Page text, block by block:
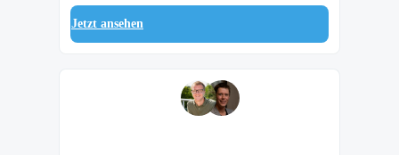
Jetzt ansehen